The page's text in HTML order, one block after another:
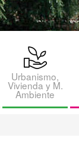
Urbanismo,
Vivienda y M.
Ambiente